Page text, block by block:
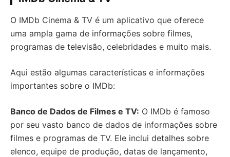
O IMDb Cinema & TV é um aplicativo que oferece
uma ampla gama de informações sobre filmes,
programas de televisão, celebridades e muito mais.
Aqui estão algumas características e informações
importantes sobre o IMDb:
Banco de Dados de Filmes e TV: O IMDb é famoso
por seu vasto banco de dados de informações sobre
filmes e programas de TV. Ele inclui detalhes sobre
elenco, equipe de produção, datas de lançamento,